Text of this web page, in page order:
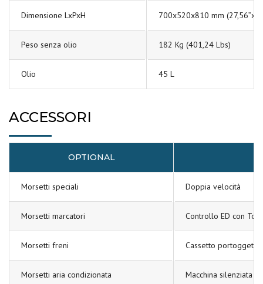
Dimensione LxPxH 700x520x810 mm
Peso senza olio 182 Kg (401,24 Lbs)
Olio 45 L
ACCESSORI
OPTIONAL
Morsetti speciali Doppia velocità
Morsetti marcatori Controllo ED con
Morsetti freni Cassetto portoggetti
Morsetti aria condizionata Macchina silenziata